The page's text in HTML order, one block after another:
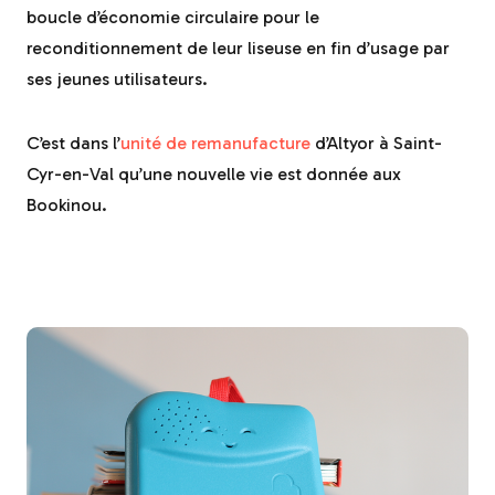
boucle d’économie circulaire pour le
reconditionnement de leur liseuse en fin d’usage par
ses jeunes utilisateurs.
C’est dans l’unité de remanufacture d’Altyor à Saint-
Cyr-en-Val qu’une nouvelle vie est donnée aux
Bookinou.